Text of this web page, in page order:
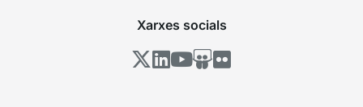
Xarxes socials